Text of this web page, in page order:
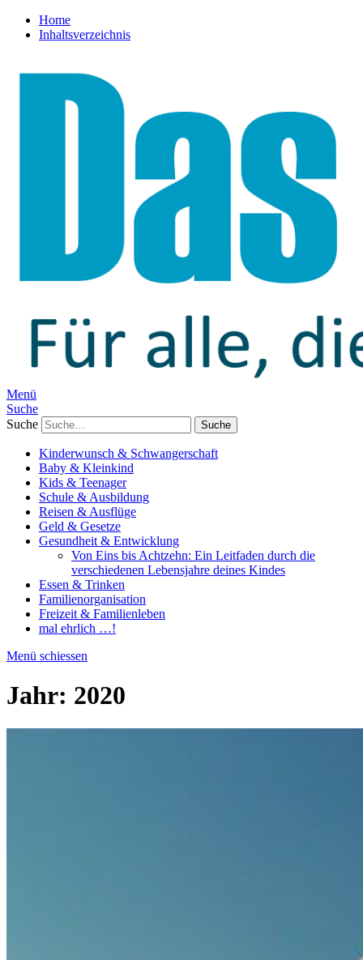
Home
Inhaltsverzeichnis
Menü
Suche
Suche
Kinderwunsch & Schwangerschaft
Baby & Kleinkind
Kids & Teenager
Schule & Ausbildung
Reisen & Ausflüge
Geld & Gesetze
Gesundheit & Entwicklung
Von Eins bis Achtzehn: Ein Leitfaden durch die
verschiedenen Lebensjahre deines Kindes
Essen & Trinken
Familienorganisation
Freizeit & Familienleben
mal ehrlich …!
Menü schiessen
Jahr: 2020